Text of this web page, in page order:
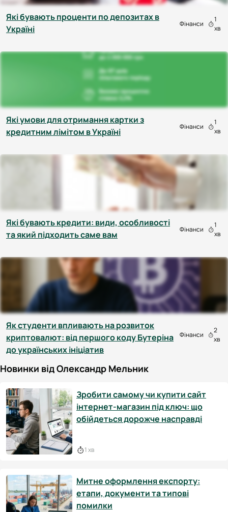
Які бувають проценти по депозитах в
Україні
Фінанси
1
хв
Які умови для отримання картки з
кредитним лімітом в Україні
Фінанси
1
хв
Які бувають кредити: види, особливості
та який підходить саме вам
Фінанси
1
хв
Як студенти впливають на розвиток
криптовалют: від першого коду Бутеріна
до українських ініціатив
Фінанси
2
хв
Новинки від Олександр Мельник
Зробити самому чи купити сайт
інтернет-магазин під ключ: що
обійдеться дорожче насправді
1 хв
Митне оформлення експорту:
етапи, документи та типові
помилки